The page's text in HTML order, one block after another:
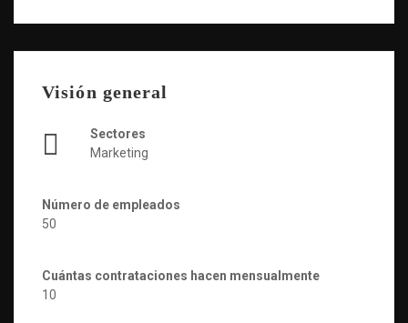
Visión general
Sectores
Marketing
Número de empleados
50
Cuántas contrataciones hacen mensualmente
10